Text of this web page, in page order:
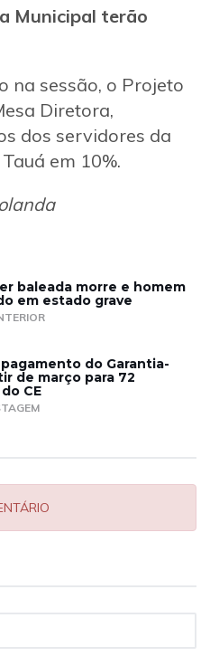
Municipal terão
na sessão, o Projeto
Diretora,
dos servidores da
em 10%.
baleada morre e homem
em estado grave
do Garantia-
de março para 72
CE